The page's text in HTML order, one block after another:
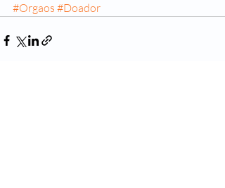
#Orgaos #Doador